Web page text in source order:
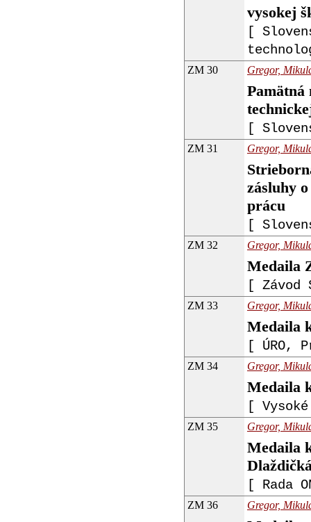
vysokej
[
ZM 30 Gregor,
Pamätná
[
ZM 31 Gregor,
zásluhy
prácu
[
ZM 32 Gregor,
Medaila
[ Závod
ZM 33 Gregor,
Medaila
[ ÚRO,
ZM 34 Gregor,
Medaila
[
ZM 35 Gregor,
Medaila
[ Rada
ZM 36 Gregor,